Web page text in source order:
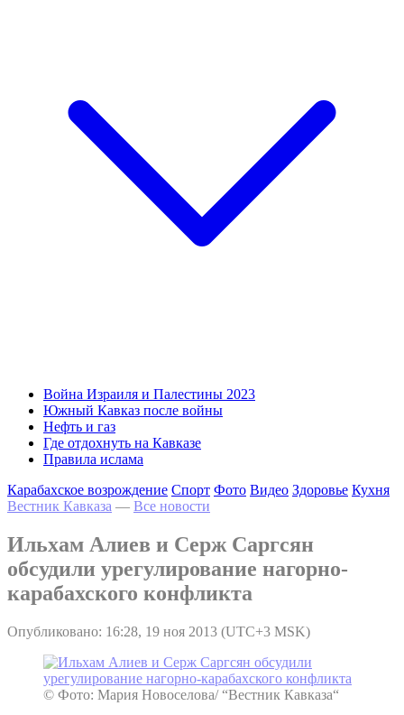
Война Израиля и Палестины 2023
Южный Кавказ после войны
Нефть и газ
Где отдохнуть на Кавказе
Правила ислама
Карабахское возрождение Спорт Фото Видео Здоровье Кухня
Вестник Кавказа — Все новости
Ильхам Алиев и Серж Саргсян
обсудили урегулирование нагорно-
карабахского конфликта
Опубликовано: 16:28, 19 ноя 2013 (UTC+3 MSK)
© Фото: Мария Новоселова/ “Вестник Кавказа“